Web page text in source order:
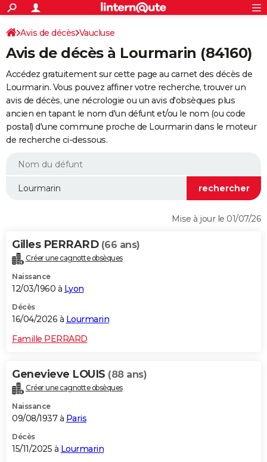
ACTUALITÉS
Politique
Société
Faits Divers
Education
Monde
Villes
+
SPORT
Coupe du monde 2026
Football
Tennis
Cyclisme
Rugby
Forum
Programme TV
TNTStreaming
Cinéma
Sorties cinéma
Musique
+
FINANCE
Retraite
Impôts
Epargne
Immobilier
Risques naturels par ville
Banque
Assurance
Crédit
AUTO
Essais
Réserver un essai
Citadines
Berlines
SUV
Forum auto
+
HIGH-TECH
BRICOLAGE
WEEK-END
Alimentation
Guide de la santé
Maladies
Médicaments
Sommeil
VOYAGE
Destinations
City break
Voyage nature
Voyage de noces
Forum
Climat
+PHOTO
GUIDES D'ACHAT
Carte de Noël
Carte Bonne année
Carte Saint-Valentin
Carte Pâques
Carte d'anniversaire
DICTIONNAIRE
Dictionnaire
Biographies
Citations
Expressions
Proverbes
PROGRAMME TV
S'inscrire
Se connecter
Lycées
Collèges
Primaires
Universités
Entreprises
Service militaire
Avis de recherche
AVIS DE DÉCÈS
Avis de décès Vaucluse
Avis de décès à Lourmarin (84160)
Accédez gratuitement sur cette page au carnet des décès de
Lourmarin. Vous pouvez affiner votre recherche, trouver un
avis de décès, une nécrologie ou un avis d'obsèques plus
ancien en tapant le nom d'un défunt et/ou le nom (ou code
postal) d'une commune proche de Lourmarin dans le moteur
de recherche ci-dessous.
Mise à jour le 01/07/26
Gilles PERRARD (66 ans)
Créer une cagnotte obsèques
Naissance
12/03/1960 à Lyon
Décès
16/04/2026 à Lourmarin
Famille PERRARD
Genevieve LOUIS (88 ans)
Créer une cagnotte obsèques
Naissance
09/08/1937 à Paris
Décès
15/11/2025 à Lourmarin